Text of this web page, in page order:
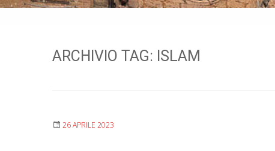
ARCHIVIO TAG: ISLAM
26 APRILE 2023